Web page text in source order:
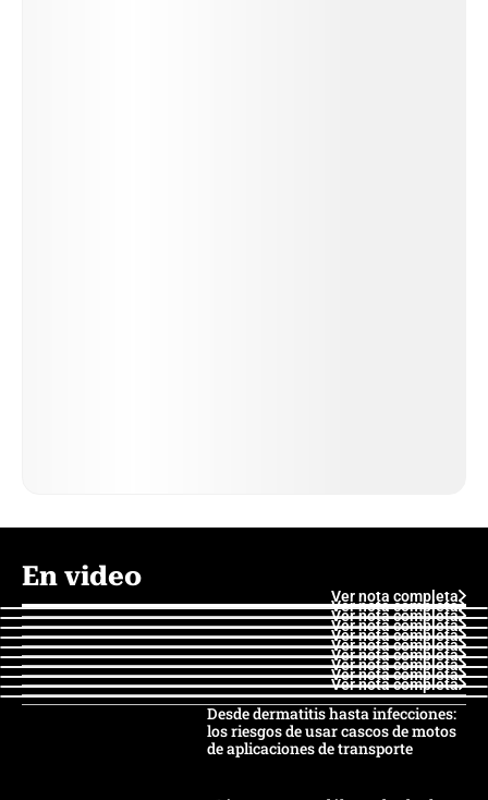
En video
Ver nota completa
Ver nota completa
Ver nota completa
Ver nota completa
Ver nota completa
Ver nota completa
Ver nota completa
Ver nota completa
Ver nota completa
Ver nota completa
Desde dermatitis hasta infecciones:
los riesgos de usar cascos de motos
de aplicaciones de transporte